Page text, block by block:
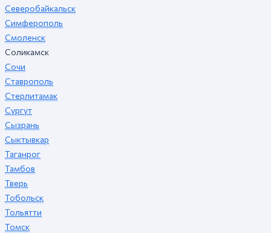
Северобайкальск
Симферополь
Смоленск
Соликамск
Сочи
Ставрополь
Стерлитамак
Сургут
Сызрань
Сыктывкар
Таганрог
Тамбов
Тверь
Тобольск
Тольятти
Томск